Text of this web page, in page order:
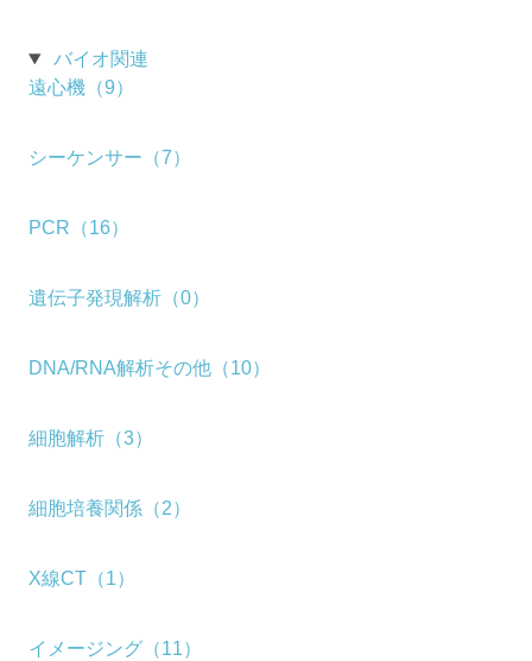
バイオ関連
遠心機（9）
シーケンサー（7）
PCR（16）
遺伝子発現解析（0）
DNA/RNA解析その他（10）
細胞解析（3）
細胞培養関係（2）
X線CT（1）
イメージング（11）